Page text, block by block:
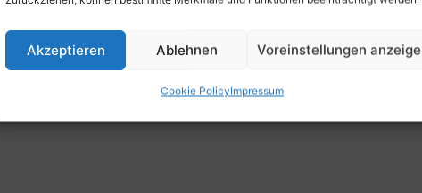
Akzeptieren Ablehnen Voreinstellungen
Cookie PolicyImpressum